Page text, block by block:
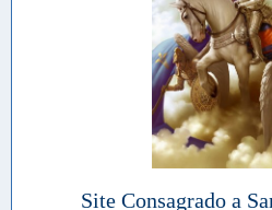
Site Consagrado a